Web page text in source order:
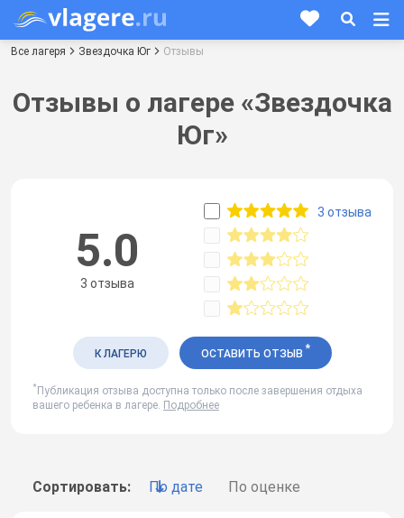
Все лагеря Звездочка Юг Отзывы
Отзывы о лагере «Звездочка
Юг»
Сортировать: По дате По оценке
5.0
3 отзыва
3 отзыва
К ЛАГЕРЮ ОСТАВИТЬ ОТЗЫВ *
* Публикация отзыва доступна только после завершения отдыха
вашего ребенка в лагере. Подробнее